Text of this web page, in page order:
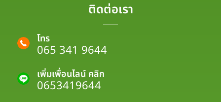
ติดต่อเรา
โทร
065 341 9644
เพิ่มเพื่อนไลน์ คลิก
0653419644